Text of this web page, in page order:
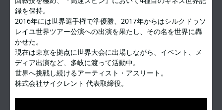
録を保持。
2016年には世界選手権で準優勝、2017年からはシルクドゥソ
レイユ世界ツアー公演への出演を果たし、その名を世界に轟
かせた。
現在は東京を拠点に世界大会に出場しながら、イベント、メ
ディア出演など、多岐に渡って活動中。
世界へ挑戦し続けるアーティスト・アスリート。
株式会社サイクレント 代表取締役。